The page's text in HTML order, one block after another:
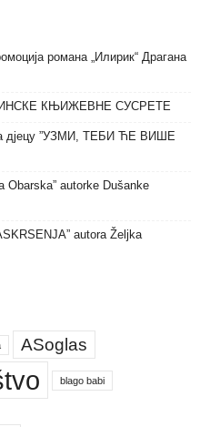
романа „Илирик“ Драгана
КЊИЖЕВНЕ СУСРЕТЕ
дјецу ”УЗМИ, ТЕБИ ЋЕ ВИШЕ
Obarska” autorke Dušanke
autora Željka
ASoglas
blago babi